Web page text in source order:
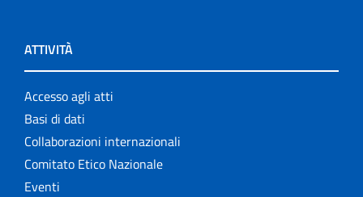
ATTIVITÀ
Accesso agli atti
Basi di dati
Collaborazioni internazionali
Comitato Etico Nazionale
Eventi